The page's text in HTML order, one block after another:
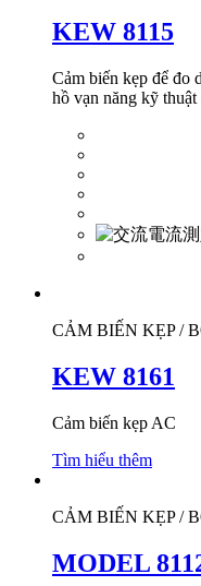
KEW 8115
Cảm biến kẹp để đo
hồ vạn năng kỹ thuật
CẢM BIẾN KẸP /
KEW 8161
Cảm biến kẹp AC
Tìm hiểu thêm
CẢM BIẾN KẸP /
MODEL